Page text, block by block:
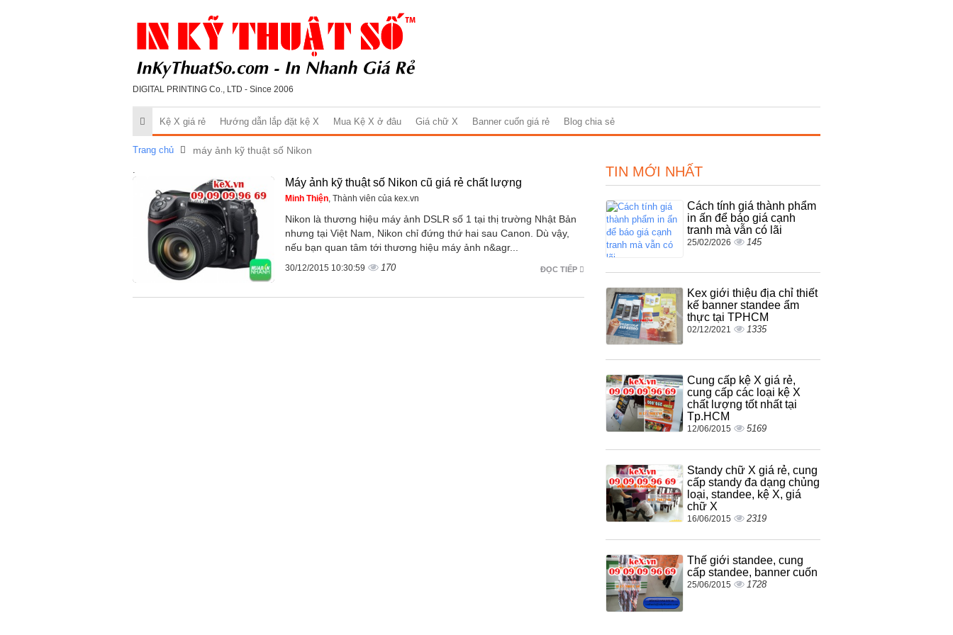
DIGITAL PRINTING Co., LTD - Since 2006
Kệ X giá rẻ Hướng dẫn lắp đặt kệ X Mua Kệ X ở đâu Giá chữ X Banner cuốn giá rẻ Blog chia sẻ
Trang chủ máy ảnh kỹ thuật số Nikon
Máy ảnh kỹ thuật số Nikon cũ giá rẻ chất lượng
Minh Thiện , Thành viên của kex.vn
Nikon là thương hiệu máy ảnh DSLR số 1 tại thị trường Nhật Bản
nhưng tại Việt Nam, Nikon chỉ đứng thứ hai sau Canon. Dù vậy,
nếu bạn quan tâm tới thương hiệu máy ảnh n&agr...
ĐỌC TIẾP
30/12/2015 10:30:59 170
TIN MỚI NHẤT
Cách tính giá thành phẩm
in ấn để báo giá cạnh
tranh mà vẫn có lãi
25/02/2026 145
Kex giới thiệu địa chỉ thiết
kế banner standee ẩm
thực tại TPHCM
02/12/2021 1335
Cung cấp kệ X giá rẻ,
cung cấp các loại kệ X
chất lượng tốt nhất tại
Tp.HCM
12/06/2015 5169
Standy chữ X giá rẻ, cung
cấp standy đa dạng chủng
loại, standee, kệ X, giá
chữ X
16/06/2015 2319
Thế giới standee, cung
cấp standee, banner cuốn
25/06/2015 1728